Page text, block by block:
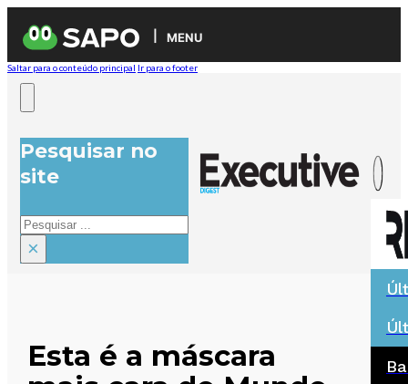
MENU
Saltar para o conteúdo principal Ir para o footer
Pesquisar no
site
Pesquisar
×
Esta é a máscara